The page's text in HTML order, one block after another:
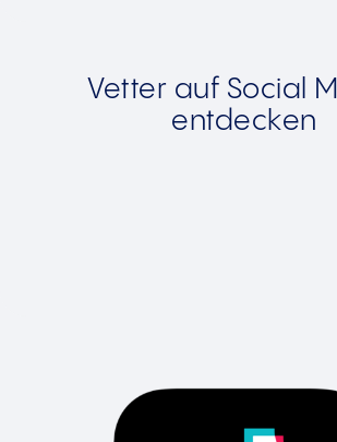
Vetter auf Social
entdecken